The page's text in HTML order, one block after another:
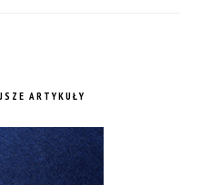
ARTYKUŁY